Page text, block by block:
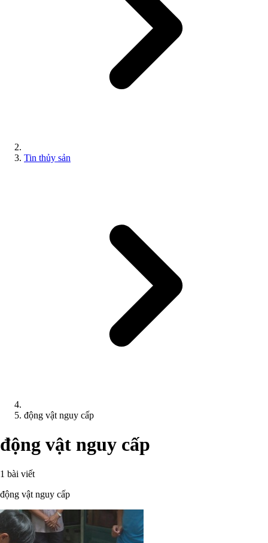
Tin thủy sản
động vật nguy cấp
động vật nguy cấp
1 bài viết
động vật nguy cấp